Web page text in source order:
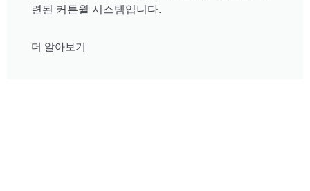
련된 커튼월 시스템입니다.
더 알아보기